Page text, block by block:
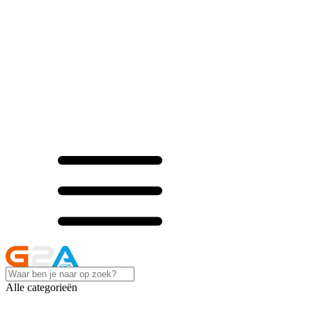
Alle categorieën